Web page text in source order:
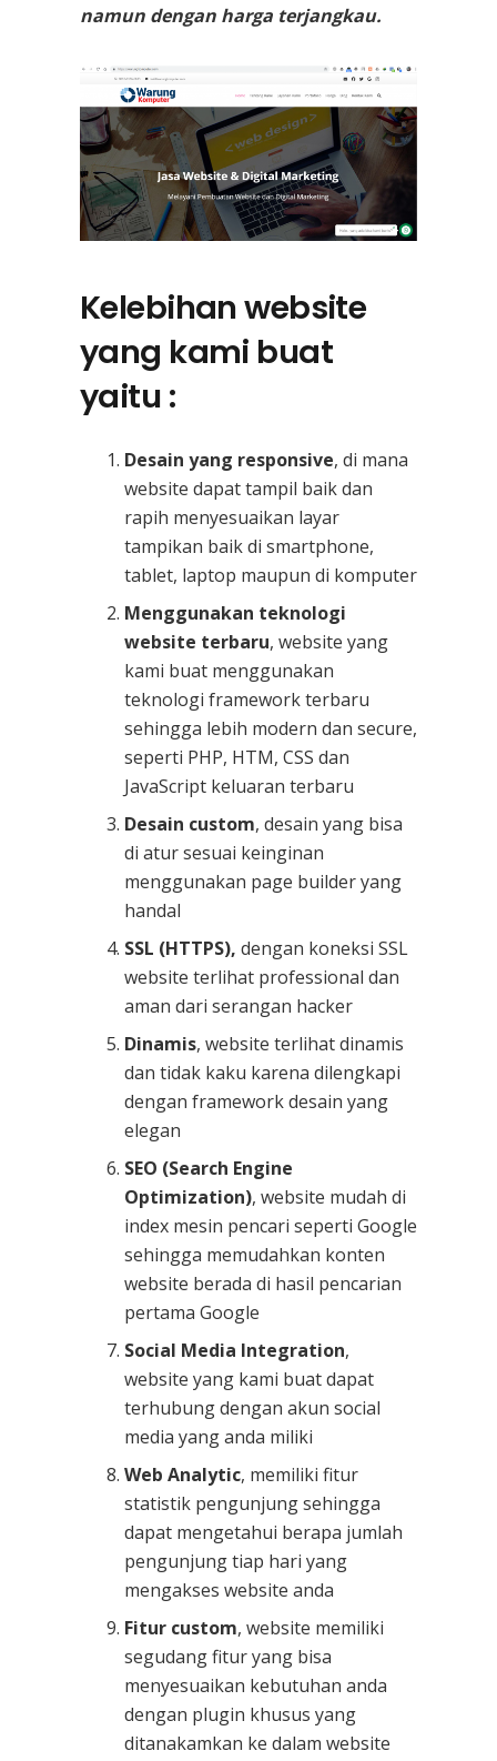
namun dengan harga terjangkau.
Kelebihan website
yang kami buat
yaitu :
Desain yang responsive, di mana
website dapat tampil baik dan
rapih menyesuaikan layar
tampikan baik di smartphone,
tablet, laptop maupun di komputer
Menggunakan teknologi
website terbaru, website yang
kami buat menggunakan
teknologi framework terbaru
sehingga lebih modern dan secure,
seperti PHP, HTM, CSS dan
JavaScript keluaran terbaru
Desain custom, desain yang bisa
di atur sesuai keinginan
menggunakan page builder yang
handal
SSL (HTTPS), dengan koneksi SSL
website terlihat professional dan
aman dari serangan hacker
Dinamis, website terlihat dinamis
dan tidak kaku karena dilengkapi
dengan framework desain yang
elegan
SEO (Search Engine
Optimization), website mudah di
index mesin pencari seperti Google
sehingga memudahkan konten
website berada di hasil pencarian
pertama Google
Social Media Integration,
website yang kami buat dapat
terhubung dengan akun social
media yang anda miliki
Web Analytic, memiliki fitur
statistik pengunjung sehingga
dapat mengetahui berapa jumlah
pengunjung tiap hari yang
mengakses website anda
Fitur custom, website memiliki
segudang fitur yang bisa
menyesuaikan kebutuhan anda
dengan plugin khusus yang
ditanakamkan ke dalam website